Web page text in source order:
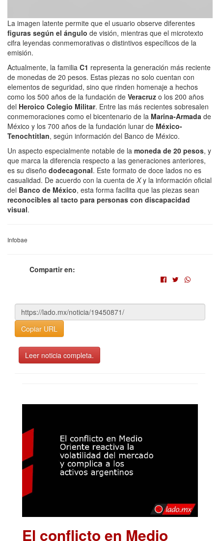
La imagen latente permite que el usuario observe diferentes
figuras según el ángulo de visión, mientras que el microtexto
cifra leyendas conmemorativas o distintivos específicos de la
emisión.
Actualmente, la familia C1 representa la generación más reciente
de monedas de 20 pesos. Estas piezas no solo cuentan con
elementos de seguridad, sino que rinden homenaje a hechos
como los 500 años de la fundación de Veracruz o los 200 años
del Heroico Colegio Militar. Entre las más recientes sobresalen
conmemoraciones como el bicentenario de la Marina-Armada de
México y los 700 años de la fundación lunar de México-
Tenochtitlan, según información del Banco de México.
Un aspecto especialmente notable de la moneda de 20 pesos, y
que marca la diferencia respecto a las generaciones anteriores,
es su diseño dodecagonal. Este formato de doce lados no es
casualidad. De acuerdo con la cuenta de Xy la información oficial
del Banco de México, esta forma facilita que las piezas sean
reconocibles al tacto para personas con discapacidad
visual.
Infobae
Compartir en:
Copiar URL
Leer noticia completa.
El conflicto en Medio